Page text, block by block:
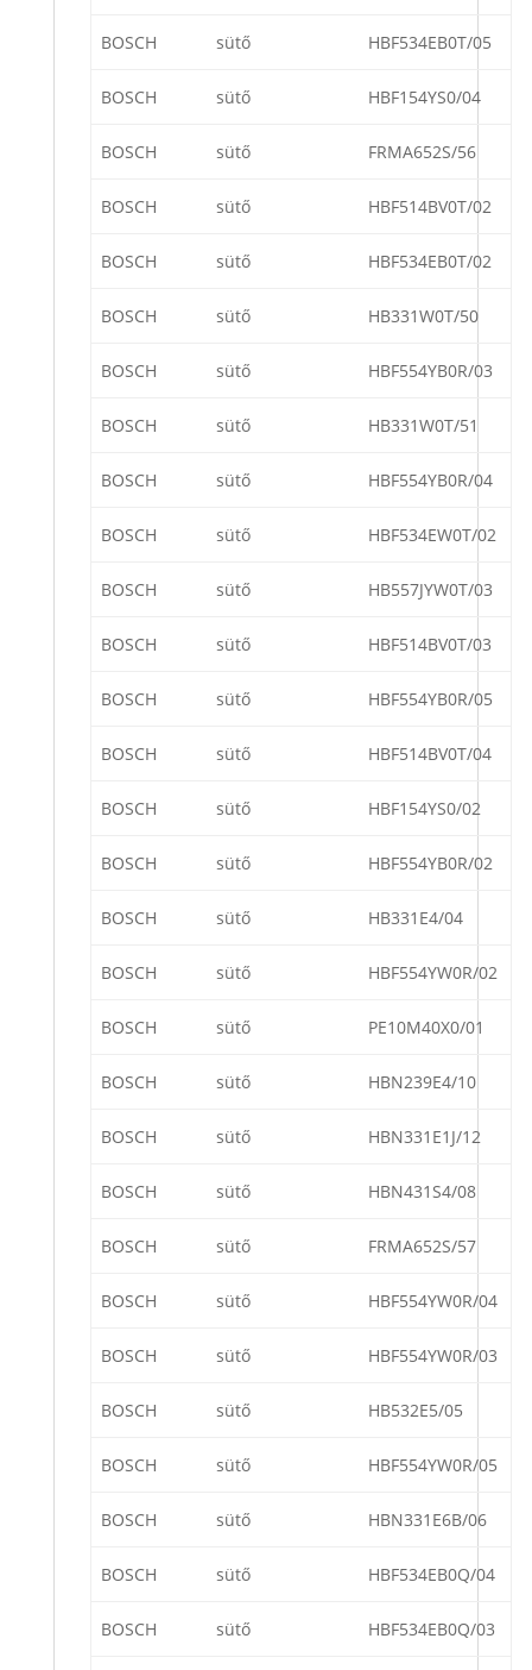
BOSCH sütő HBF534EB0T/05
BOSCH sütő HBF154YS0/04
BOSCH sütő FRMA652S/56
BOSCH sütő HBF514BV0T/02
BOSCH sütő HBF534EB0T/02
BOSCH sütő HB331W0T/50
BOSCH sütő HBF554YB0R/03
BOSCH sütő HB331W0T/51
BOSCH sütő HBF554YB0R/04
BOSCH sütő HBF534EW0T/02
BOSCH sütő HB557JYW0T/03
BOSCH sütő HBF514BV0T/03
BOSCH sütő HBF554YB0R/05
BOSCH sütő HBF514BV0T/04
BOSCH sütő HBF154YS0/02
BOSCH sütő HBF554YB0R/02
BOSCH sütő HB331E4/04
BOSCH sütő HBF554YW0R/02
BOSCH sütő PE10M40X0/01
BOSCH sütő HBN239E4/10
BOSCH sütő HBN331E1J/12
BOSCH sütő HBN431S4/08
BOSCH sütő FRMA652S/57
BOSCH sütő HBF554YW0R/04
BOSCH sütő HBF554YW0R/03
BOSCH sütő HB532E5/05
BOSCH sütő HBF554YW0R/05
BOSCH sütő HBN331E6B/06
BOSCH sütő HBF534EB0Q/04
BOSCH sütő HBF534EB0Q/03